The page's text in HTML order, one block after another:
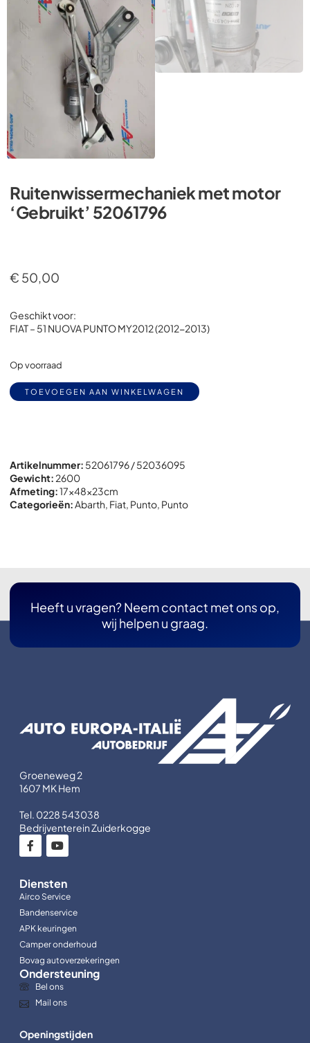
Ruitenwissermechaniek met motor
‘Gebruikt’ 52061796
€ 50,00
Geschikt voor:
FIAT – 51 NUOVA PUNTO MY2012 (2012-2013)
Op voorraad
TOEVOEGEN AAN WINKELWAGEN
Artikelnummer: 52061796 / 52036095
Gewicht: 2600
Afmeting:17x48x23cm
Categorieën:Abarth, Fiat, Punto, Punto
Heeft u vragen? Neem contact met ons op,
wij helpen u graag.
Groeneweg 2
1607 MK Hem
Tel. 0228 543038
Bedrijventerein Zuiderkogge
Diensten
Airco Service
Bandenservice
APK keuringen
Camper onderhoud
Bovag autoverzekeringen
Ondersteuning
Bel ons
Mail ons
Openingstijden